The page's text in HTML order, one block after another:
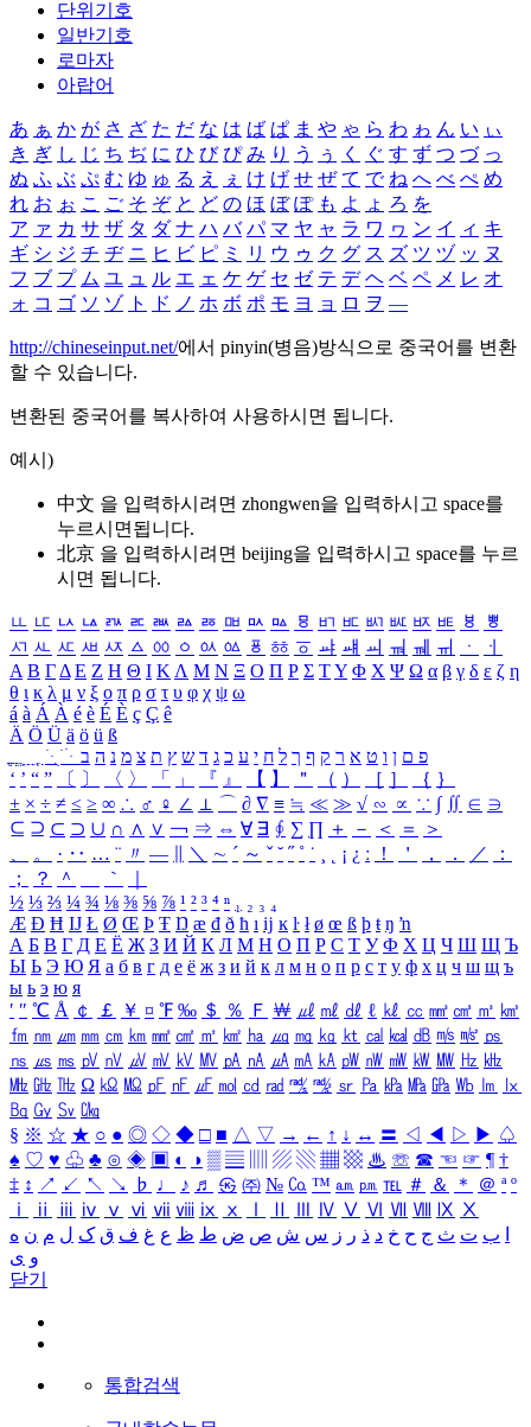
단위기호
일반기호
로마자
아랍어
あ ぁ か が さ ざ た だ な は ば ぱ ま や ゃ ら わ ゎ ん い ぃ
き ぎ し じ ち ぢ に ひ び ぴ み り う ぅ く ぐ す ず つ づ っ
ぬ ふ ぶ ぷ む ゆ ゅ る え ぇ け げ せ ぜ て で ね へ べ ぺ め
れ お ぉ こ ご そ ぞ と ど の ほ ぼ ぽ も よ ょ ろ を
ア ァ カ サ ザ タ ダ ナ ハ バ パ マ ヤ ャ ラ ワ ヮ ン イ ィ キ
ギ シ ジ チ ヂ ニ ヒ ビ ピ ミ リ ウ ゥ ク グ ス ズ ツ ヅ ッ ヌ
フ ブ プ ム ユ ュ ル エ ェ ケ ゲ セ ゼ テ デ ヘ ベ ペ メ レ オ
ォ コ ゴ ソ ゾ ト ド ノ ホ ボ ポ モ ヨ ョ ロ ヲ ―
http://chineseinput.net/에서 pinyin(병음)방식으로 중국어를 변환
할 수 있습니다.
변환된 중국어를 복사하여 사용하시면 됩니다.
예시)
中文 을 입력하시려면 zhongwen을 입력하시고 space를
누르시면됩니다.
北京 을 입력하시려면 beijing을 입력하시고 space를 누르
시면 됩니다.
ㅥ ㅦ ㅧ ㅨ ㅩ ㅪ ㅫ ㅬ ㅭ ㅮ ㅯ ㅰ ㅱ ㅲ ㅳ ㅴ ㅵ ㅶ ㅷ ㅸ
ㅹ
ㅺ ㅻ ㅼ ㅽ ㅾ ㅿ ㆀ ㆁ ㆂ ㆃ ㆄ ㆅ ㆆ ㆇ ㆈ ㆉ ㆊ ㆋ ㆌ ㆍ
ㆎ
Α Β ΓΔ Ε Ζ Η Θ Ι ΚΛ Μ Ν Ξ Ο Π Ρ Σ ΤΥ Φ Χ Ψ Ω α β γ δ ε ζ η
θ ι κ λ μ ν ξ ο π ρ σ τ υ φ χ ψ ω
á à Á À é è É È ç Ç ê
Ä Ö Ü ä ö ü ß
ִֶֹ ֻּ ׁׂ פ ם ן ו ט א ר ק ף ך ל ח י ע כ ג ד ש ץ ת צ מ נ ה ב
‘ ’ “ ” 〔 〕 〈 〉 「 」 『 』 【 】 ＂ （ ） ［ ］ ｛ ｝
± × ÷ ≠ ≤ ≥ ∞ ∴ ♂ ♀ ∠ ⊥ ⌒ ∂ ∇ ≡ ≒ ≪ ≫ √ ∽ ∝ ∵ ∫ ∬ ∈ ∋
⊆ ⊇ ⊂ ⊃ ∪ ∩ ∧ ∨ ￢ ⇒ ⇔ ∀ ∃ ∮ ∑ ∏ ＋ － ＜ ＝
＞
、
。 · ‥ … ¨ 〃 ― ＼ ∼ ´ ～ ˇ ˘ ˝ ˚ ˙ ¸ ¡ ¿ ː ！ ＇ ， ． ／
：
；
？ ＾ ｀
½ ⅓ ⅔ ¼ ¾ ⅛ ⅜ ⅝ ⅞ ¹ ² ³ ⁴ ⁿ ₁ ₂ ₃ ₄
Æ Ð Ħ Ĳ Ł Ø Œ Þ Ŧ Ŋ æ đ ð ħ ı ĳ ĸ ŀ ł ø œ ß þ ŧ ŋ ŉ
А Б В Г Д Е Ё Ж З И Й К Л М Н О П Р С Т У Ф Х Ц Ч Ш Щ Ъ
Ы Ь Э Ю Я а б в г д е ё ж з и й к л м н о п р с т у ф х ц ч ш щ ъ
ы ь э ю я
′ ″ ℃ Å ￠ ￡ ￥ ¤ ℉ ‰ ＄ ％ Ｆ ￦ ㎕ ㎖ ㎗ ℓ ㎘ ㏄ ㎣ ㎤ ㎥ ㎦
㎙ ㎚ ㎛ ㎜ ㎝ ㎞ ㎟ ㎠ ㎡ ㎢ ㏊ ㎍ ㎎ ㎏ ㏏ ㎈ ㎉ ㏈ ㎧ ㎨ ㎰
㎱ ㎲ ㎳ ㎴ ㎵ ㎶ ㎷ ㎸ ㎹ ㎀ ㎁ ㎂ ㎃ ㎄ ㎺ ㎻ ㎽ ㎾ ㎿ ㎐ ㎑
㎒ ㎓ ㎔ Ω ㏀ ㏁ ㎊ ㎋ ㎌ ㏖ ㏅ ㎭ ㎮ ㎯ ㏛ ㎩ ㎪ ㎫ ㎬ ㏝ ㏐
㏓
㏃ ㏉ ㏜ ㏆
§ ※ ☆ ★ ○ ● ◎ ◇ ◆ □ ■ △ ▽ → ← ↑ ↓ ↔ 〓 ◁ ◀ ▷ ▶ ♤
♠ ♡ ♥ ♧ ♣ ⊙ ◈ ▣ ◐ ◑ ▒ ▤ ▨ ▧ ▦ ▩ ♨ ☏ ☎ ☜ ☞ ¶ †
‡ ↕ ↗ ↙ ↖ ↘ ♭ ♩ ♪ ♬ ㉿ ㈜ № ㏇ ™ ㏂ ㏘ ℡ ＃ ＆ ＊ ＠ ª º
ⅰ
ⅱ ⅲ ⅳ ⅴ ⅵ ⅶ ⅷ ⅸ ⅹ Ⅳ Ⅴ Ⅵ Ⅶ Ⅷ Ⅸ Ⅹ
ب ت ث ج ح خ د ذ ر ز س ش ص ض ط ظ ع غ ف ق ک ل م ن ه
و ی
닫기
통합검색